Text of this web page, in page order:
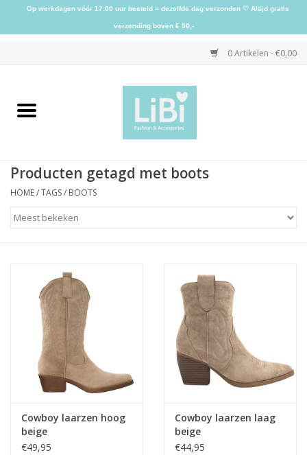
0 Artikelen - €0,00
Home
Schoenen
Accessoires
Home deco
Herensokken
Producten getagd met boots
HOME/TAGS/ BOOTS
Cowboy laarzen hoog
beige
€49,95
Cowboy laarzen laag
beige
€44,95
Op werkdagen vóór 17:00 uur besteld = dezelfde dag verzonden ♡ Altijd gratis
verzending boven € 50,-